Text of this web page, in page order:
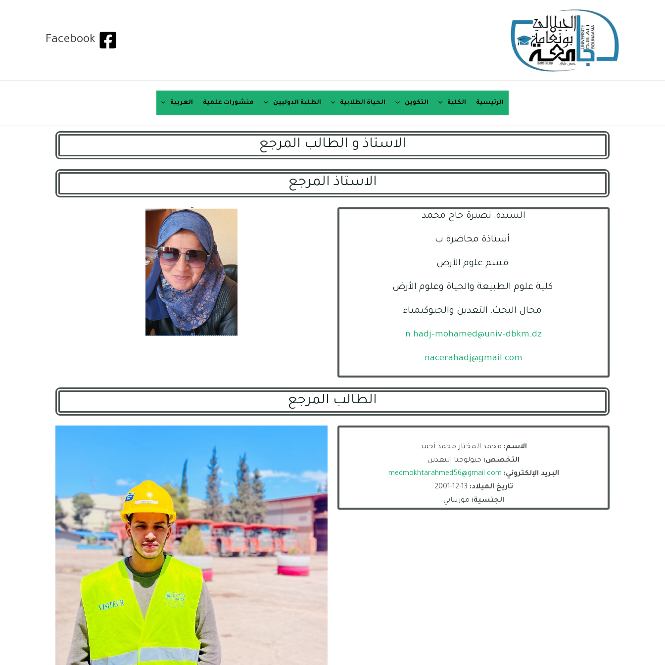
Facebook
الرئيسية الكلية التكوين الحياة الطلابية الطلبة الدوليين منشورات علمية العربية
الاستاذ و الطالب المرجع
الاستاذ المرجع
السيدة: نصيرة حاج محمد
أستاذة محاضرة ب
قسم علوم الأرض
كلية علوم الطبيعة والحياة وعلوم الأرض
مجال البحث: التعدين والجيوكيمياء
n.hadj-mohamed@univ-dbkm.dz
nacerahadj@gmail.com
الطالب المرجع
الاسم: محمد المختار محمد أحمد
التخصص: جيولوجيا التعدين
البريد الإلكتروني: medmokhtarahmed56@gmail.com
تاريخ الميلاد:
الجنسية: موريتاني